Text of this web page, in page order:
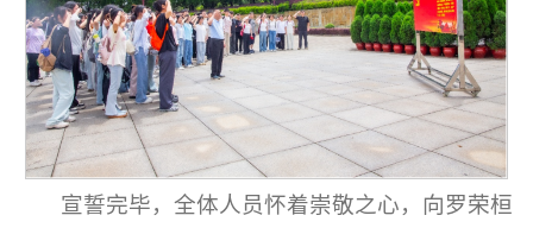
宣誓完毕，全体人员怀着崇敬之心，向罗荣桓